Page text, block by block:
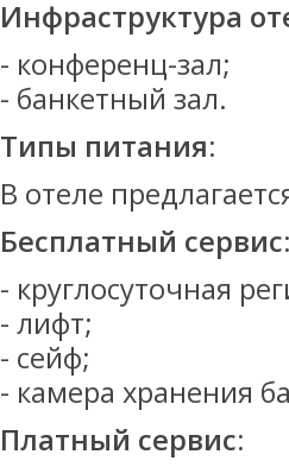
Инфраструктура
- конференц-зал;
- банкетный зал.
Типы питания:
В отеле
Бесплатный сервис:
- круглосуточная
- лифт;
- сейф;
- камера хранения
Платный сервис: